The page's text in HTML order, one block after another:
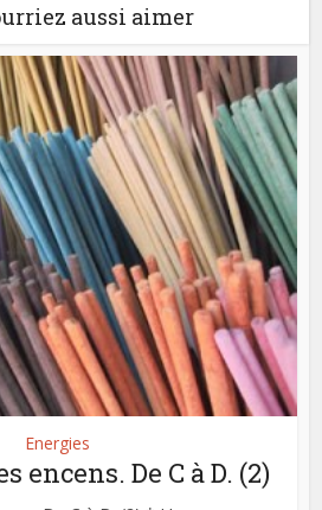
aussi aimer
Energies
encens. De C à D. (2)